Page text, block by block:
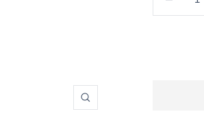
放